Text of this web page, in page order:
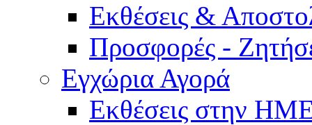
Εκθέσεις &
Προσφορές -
Εγχώρια Αγορά
Εκθέσεις στην